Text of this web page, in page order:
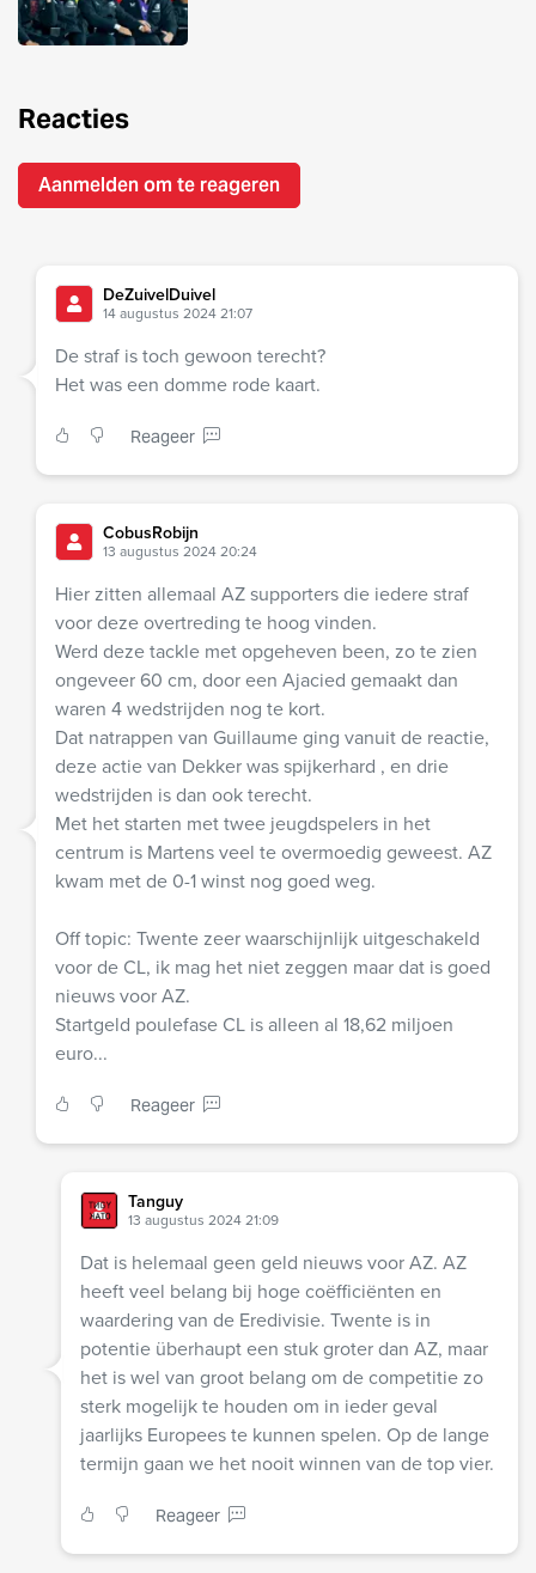
Reacties
Aanmelden om te reageren
DeZuivelDuivel
14 augustus 2024 21:07
De straf is toch gewoon terecht?
Het was een domme rode kaart.
Reageer
CobusRobijn
13 augustus 2024 20:24
Hier zitten allemaal AZ supporters die iedere straf
voor deze overtreding te hoog vinden.
Werd deze tackle met opgeheven been, zo te zien
ongeveer 60 cm, door een Ajacied gemaakt dan
waren 4 wedstrijden nog te kort.
Dat natrappen van Guillaume ging vanuit de reactie,
deze actie van Dekker was spijkerhard , en drie
wedstrijden is dan ook terecht.
Met het starten met twee jeugdspelers in het
centrum is Martens veel te overmoedig geweest. AZ
kwam met de 0-1 winst nog goed weg.
Off topic: Twente zeer waarschijnlijk uitgeschakeld
voor de CL, ik mag het niet zeggen maar dat is goed
nieuws voor AZ.
Startgeld poulefase CL is alleen al 18,62 miljoen
euro...
Reageer
Tanguy
13 augustus 2024 21:09
Dat is helemaal geen geld nieuws voor AZ. AZ
heeft veel belang bij hoge coëfficiënten en
waardering van de Eredivisie. Twente is in
potentie überhaupt een stuk groter dan AZ, maar
het is wel van groot belang om de competitie zo
sterk mogelijk te houden om in ieder geval
jaarlijks Europees te kunnen spelen. Op de lange
termijn gaan we het nooit winnen van de top vier.
Reageer